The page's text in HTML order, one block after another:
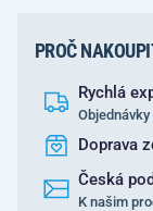
PROČ
Rychlá
Doprava
Česká
K našim